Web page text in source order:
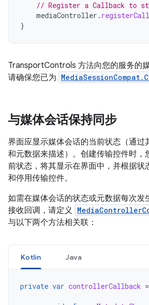
// Register a Callback to
mediaController .
}
TransportControls 方法向您的服务的
请确保您已为
与媒体会话保持同步
界面应显示媒体会话的当前状态（通过
和元数据来描述）。创建传输控件时，
前状态，将其显示在界面中，并根据状
和停用传输控件。
如需在媒体会话的状态或元数据每次发
接收回调，请定义
与以下两个方法相关联：
Kotlin Java
private var controllerCallback =